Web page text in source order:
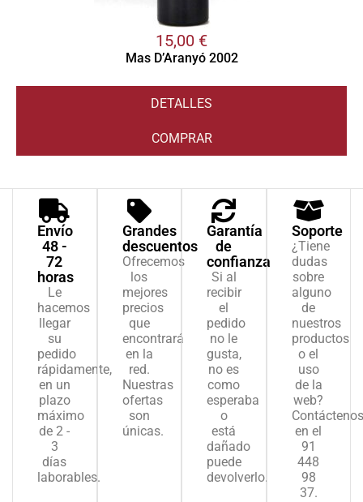
15,00 €
Mas D’Aranyó 2002
DETALLES
COMPRAR
Envío
48 -
72
horas
Le
hacemos
llegar
su
pedido
rápidamente,
en un
plazo
máximo
de 2 -
3
días
laborables.
Grandes
descuentos
Ofrecemos
los
mejores
precios
que
encontrará
en la
red.
Nuestras
ofertas
son
únicas.
Garantía
de
confianza
Si al
recibir
el
pedido
no le
gusta,
no es
como
esperaba
o
está
dañado
puede
devolverlo.
Soporte
¿Tiene
dudas
sobre
alguno
de
nuestros
productos
o el
uso
de la
web?
Contáctenos
en el
91
448
98
37.